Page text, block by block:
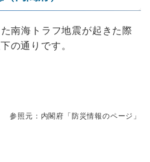
南海トラフ地震が起きた際
の通りです。
参照元：内閣府「防災情報のページ」